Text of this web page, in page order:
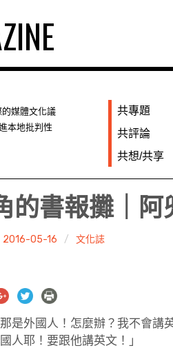
媒體文化議
本地批判性
共專題
共評論
共想/共享
的書報攤｜阿
2016-05-16 文化誌
那是外國人！怎麼辦？我不會講
國人耶！要跟他講英文！」